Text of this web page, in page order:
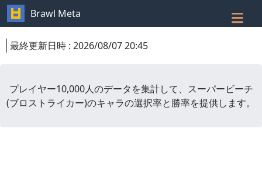
Brawl Meta
最終更新日時 : 2026/08/07 20:45
プレイヤー10,000人のデータを集計して、 スーパービーチ
(ブロストライカー)のキャラの選択率と勝率を提供します。